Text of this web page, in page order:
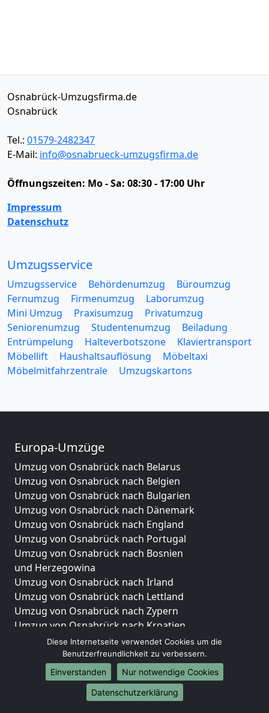
Osnabrück-Umzugsfirma.de
Osnabrück
Tel.: 01579-2482347
E-Mail: info@osnabrueck-umzugsfirma.de
Öffnungszeiten: Mo - Sa: 08:30 - 17:00 Uhr
Impressum
Datenschutz
Umzugsservice
Umzugsservice Behördenumzug
Büroumzug
Fernumzug
Firmenumzug
Laborumzug
Mini Umzug
Praxisumzug
Privatumzug
Seniorenumzug
Studentenumzug
Beiladung
Entrümpelung
Halteverbotszone
Klaviertransport
Möbellift
Haushaltsauflösung
Möbeltaxi
Möbelmitfahrzentrale
Umzugskartons
Europa-Umzüge
Umzug von Osnabrück nach Belarus
Umzug von Osnabrück nach Belgien
Umzug von Osnabrück nach Bulgarien
Umzug von Osnabrück nach Dänemark
Umzug von Osnabrück nach England
Umzug von Osnabrück nach Portugal
Umzug von Osnabrück nach Bosnien
und Herzegowina
Umzug von Osnabrück nach Irland
Umzug von Osnabrück nach Lettland
Umzug von Osnabrück nach Zypern
Umzug von Osnabrück nach Kroatien
Umzug von Osnabrück nach Estland
Umzug von Osnabrück nach Finnland
Umzug von Osnabrück nach Frankreich
Umzug von Osnabrück nach Griechenland
Umzug von Osnabrück nach Italien
Diese Internetseite verwendet Cookies um die
Benutzerfreundlichkeit zu verbessern.
Einverstanden
Nur notwendige Cookies
Datenschutzerklärung